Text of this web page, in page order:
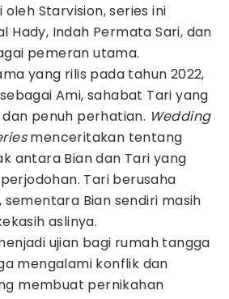
oleh Starvision, series ini
Hady, Indah Permata Sari, dan
pemeran utama.
yang rilis pada tahun 2022,
Ami, sahabat Tari yang
penuh perhatian. Wedding
menceritakan tentang
antara Bian dan Tari yang
Tari berusaha
Bian sendiri masih
aslinya.
ujian bagi rumah tangga
mengalami konflik dan
membuat pernikahan